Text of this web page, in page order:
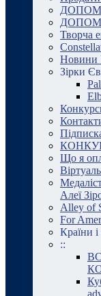
Творча
Новини
Зірки
Що я
Алеї
Alley of
For
Країни і
::